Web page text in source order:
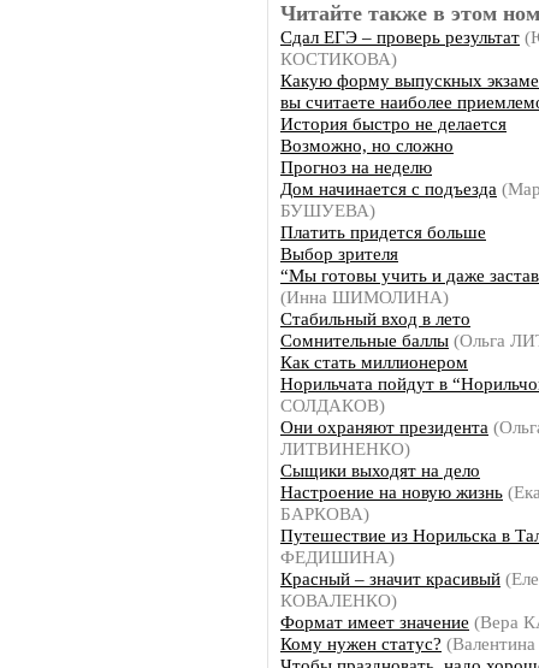
Читайте также в этом
Сдал ЕГЭ – проверь результат
КОСТИКОВА)
Какую форму выпускных
вы считаете наиболее
История быстро не делается
Возможно, но сложно
Прогноз на неделю
Дом начинается с подъезда
БУШУЕВА)
Платить придется больше
Выбор зрителя
“Мы готовы учить и даже
(Инна ШИМОЛИНА)
Стабильный вход в лето
Сомнительные баллы (Ольга
Как стать миллионером
Норильчата пойдут в
СОЛДАКОВ)
Они охраняют президента
ЛИТВИНЕНКО)
Сыщики выходят на дело
Настроение на новую жизнь
БАРКОВА)
Путешествие из Норильска в
ФЕДИШИНА)
Красный – значит красивый
КОВАЛЕНКО)
Формат имеет значение (Вера
Кому нужен статус?